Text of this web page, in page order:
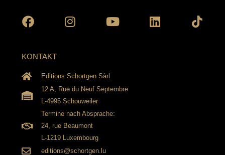
KONTAKT
Editions Schortgen Sàrl
12 A, Rue du Neuf Septembre
L-4995 Schouweiler
Termine nach Absprache:
24, rue Beaumont
L-1219 Luxembourg
editions@schortgen.lu